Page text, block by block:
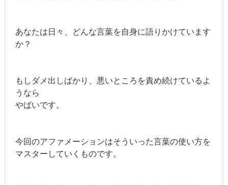
あなたは日々、どんな言葉を自身に語りかけています
か？
もしダメ出しばかり、悪いところを責め続けているよ
うなら
やばいです。
今回のアファメーションはそういった言葉の使い方を
マスターしていくものです。